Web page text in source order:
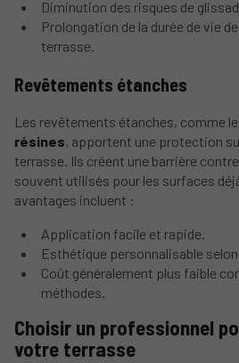
Diminution des risques de
Prolongation de la durée de vie
terrasse.
Revêtements étanches
Les revêtements étanches, comme
résines, apportent une protection
terrasse. Ils créent une barrière
souvent utilisés pour les surfaces
avantages incluent :
Application facile et rapide.
Esthétique personnalisable
Coût généralement plus faible
méthodes.
Choisir un professionnel
votre terrasse